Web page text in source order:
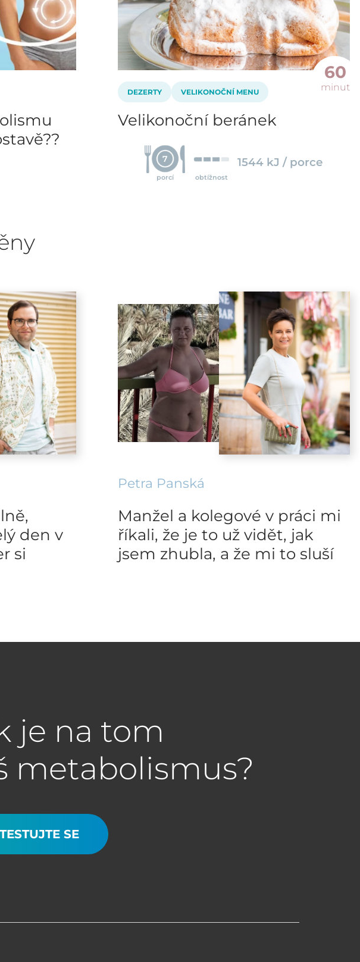
60
minut
DEZERTY VELIKONOČNÍ MENU
Velikonoční beránek
7
porcí obtížnost
1544 kJ / porce
den v
si
Petra Panská
Manžel a kolegové v práci mi
říkali, že je to už vidět, jak
jsem zhubla, a že mi to sluší
je na tom
metabolismus?
SE